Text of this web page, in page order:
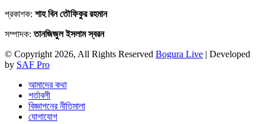
প্রকাশক: শাহ বিন তৌফিকুর রহমান
সম্পাদক:তানজিজুল ইসলাম স্বরন
© Copyright 2026, All Rights Reserved Bogura Live | Developed
by SAF Pro
আমাদের কথা
শর্তাবলী
বিজ্ঞাপনের নীতিমালা
যোগাযোগ